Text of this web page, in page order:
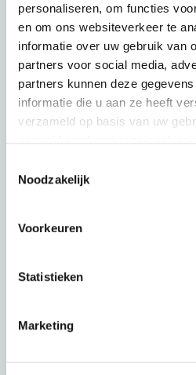
personaliseren, om functies
en om ons websiteverkeer te
informatie over uw gebruik van
partners voor social media,
partners kunnen deze
informatie die u aan ze heeft
verzameld op basis van uw
statement.
Noodzakelijk
Voorkeuren
Statistieken
Marketing
"Al snel merkten we dat
veel waardevolle